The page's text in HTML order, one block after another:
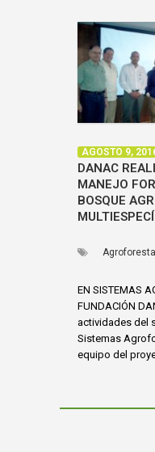
AGOSTO 9,
DANAC
MANEJO
BOSQUE
Agroforestal
EN SISTEMAS
FUNDACIÓN
actividades del
Sistemas
equipo del